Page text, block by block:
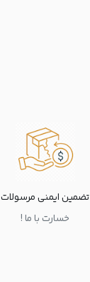
تضمین ایمنی مرسولات
خسارت با ما !